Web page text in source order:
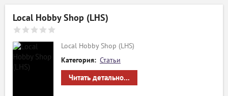
Local Hobby Shop (LHS)
Local Hobby Shop (LHS)
Категория: Статьи
Читать детально...